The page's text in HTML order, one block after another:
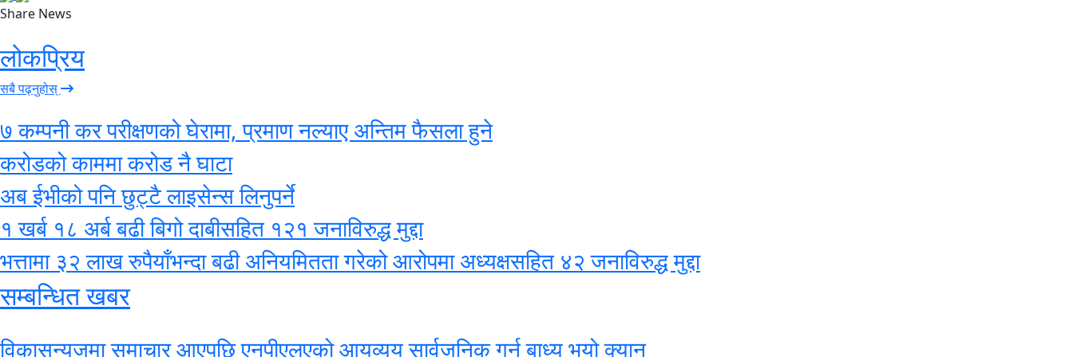
Share News
लोकप्रिय
सबै पढ्नुहोस्
७ कम्पनी कर परीक्षणको घेरामा, प्रमाण नल्याए अन्तिम फैसला हुने
करोडको काममा करोड नै घाटा
अब ईभीको पनि छुट्टै लाइसेन्स लिनुपर्ने
१ खर्ब १८ अर्ब बढी बिगो दाबीसहित १२१ जनाविरुद्ध मुद्दा
भत्तामा ३२ लाख रुपैयाँभन्दा बढी अनियमितता गरेको आरोपमा अध्यक्षसहित ४२ जनाविरुद्ध मुद्दा
सम्बन्धित खबर
विकासन्युजमा समाचार आएपछि एनपीएलएको आयव्यय सार्वजनिक गर्न बाध्य भयो क्यान